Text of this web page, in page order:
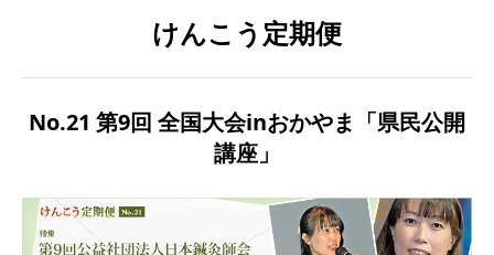
けんこう定期便
No.21 第9回 全国大会inおかやま「県民公開
講座」